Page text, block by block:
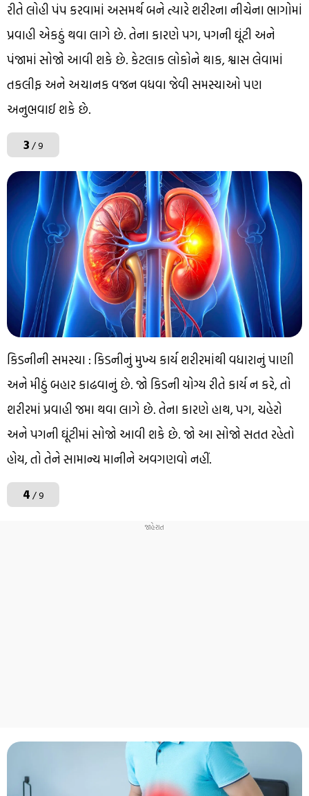
રીતે લોહી પંપ કરવામાં અસમર્થ બને ત્યારે શરીરના નીચેના ભાગોમાં
પ્રવાહી એકઠું થવા લાગે છે. તેના કારણે પગ, પગની ઘૂંટી અને
પંજામાં સોજો આવી શકે છે. કેટલાક લોકોને થાક, શ્વાસ લેવામાં
તકલીફ અને અચાનક વજન વધવા જેવી સમસ્યાઓ પણ
અનુભવાઈ શકે છે.
3/ 9
કિડનીની સમસ્યા : કિડનીનું મુખ્ય કાર્ય શરીરમાંથી વધારાનું પાણી
અને મીઠું બહાર કાઢવાનું છે. જો કિડની યોગ્ય રીતે કાર્ય ન કરે, તો
શરીરમાં પ્રવાહી જમા થવા લાગે છે. તેના કારણે હાથ, પગ, ચહેરો
અને પગની ઘૂંટીમાં સોજો આવી શકે છે. જો આ સોજો સતત રહેતો
હોય, તો તેને સામાન્ય માનીને અવગણવો નહીં.
4/ 9